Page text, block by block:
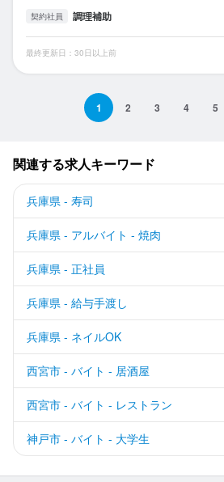
契約社員 調理補助
最終更新日：30日以上前
1 2 3 4 5
関連する求人キーワード
兵庫県 - 寿司
兵庫県 - アルバイト - 焼肉
兵庫県 - 正社員
兵庫県 - 給与手渡し
兵庫県 - ネイルOK
西宮市 - バイト - 居酒屋
西宮市 - バイト - レストラン
神戸市 - バイト - 大学生